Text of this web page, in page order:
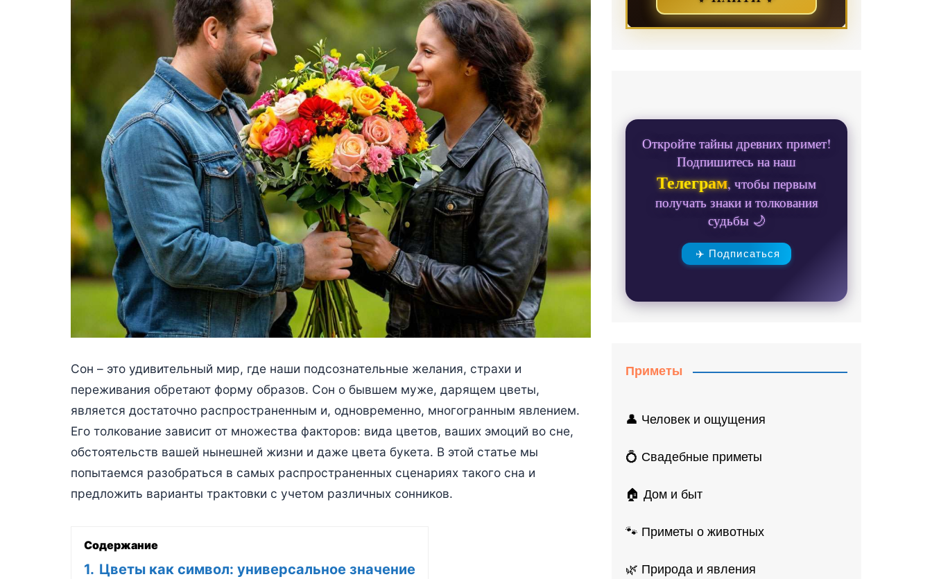
Сон – это удивительный мир, где наши подсознательные желания, страхи и
переживания обретают форму образов. Сон о бывшем муже, дарящем цветы,
является достаточно распространенным и, одновременно, многогранным явлением.
Его толкование зависит от множества факторов: вида цветов, ваших эмоций во сне,
обстоятельств вашей нынешней жизни и даже цвета букета. В этой статье мы
попытаемся разобраться в самых распространенных сценариях такого сна и
предложить варианты трактовки с учетом различных сонников.
Содержание
1. Цветы как символ: универсальное значение
Откройте тайны древних примет!
Подпишитесь на наш
Телеграм, чтобы первым
получать знаки и толкования
судьбы 🌙
✈️ Подписаться
Приметы
👤 Человек и ощущения
💍 Свадебные приметы
🏠 Дом и быт
🐾 Приметы о животных
🌿 Природа и явления